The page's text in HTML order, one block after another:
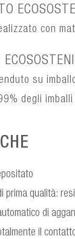
con
su
degli
prima qualità:
di
il